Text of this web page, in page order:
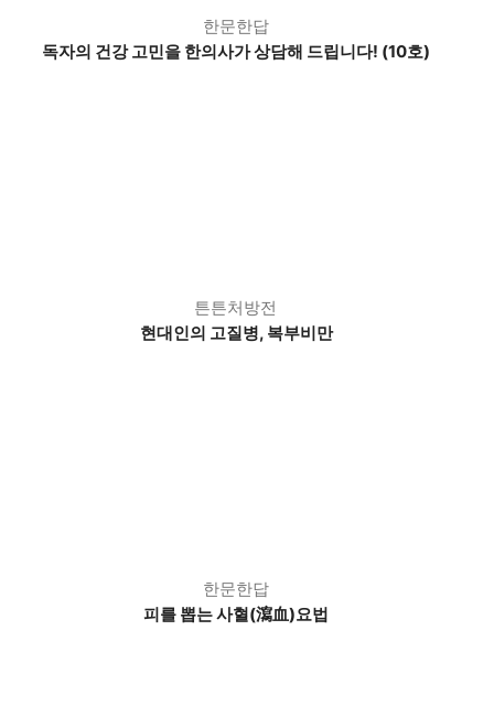
한문한답
독자의 건강 고민을 한의사가 상담해 드립니다! (10호)
튼튼처방전
현대인의 고질병, 복부비만
한문한답
피를 뽑는 사혈(瀉血)요법